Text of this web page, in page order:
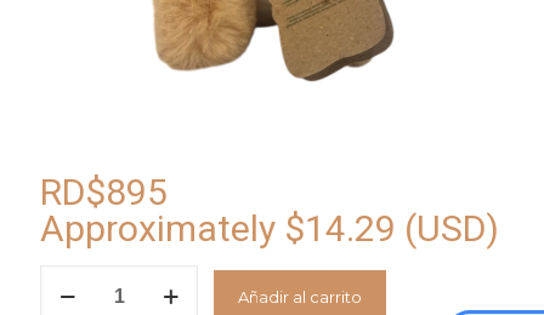
RD$895
Approximately $14.29 (USD)
Crema
Añadir al carrito